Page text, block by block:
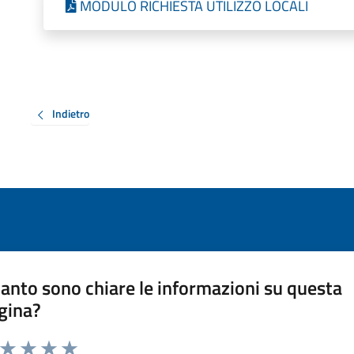
MODULO RICHIESTA UTILIZZO LOCALI
Indietro
sono chiare le informazioni su questa
da 1 a 5 stelle la pagina